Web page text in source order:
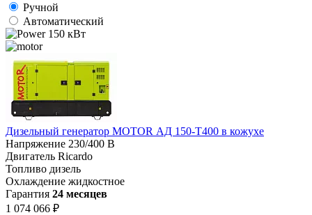
Ручной
Автоматический
150 кВт
Дизельный генератор MOTOR АД 150-Т400 в кожухе
Напряжение 230/400 В
Двигатель Ricardo
Топливо дизель
Охлаждение жидкостное
Гарантия 24 месяцев
1 074 066 ₽